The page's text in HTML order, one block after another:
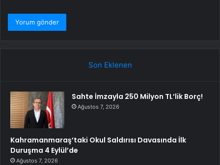
Son Eklenen
Sahte İmzayla 250 Milyon TL’lik Borç!
Ağustos 7, 2026
Kahramanmaraş’taki Okul Saldırısı Davasında İlk
Duruşma 4 Eylül’de
Ağustos 7, 2026